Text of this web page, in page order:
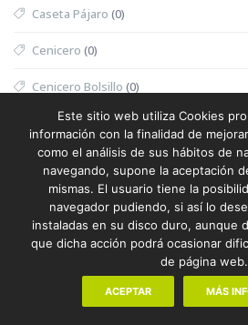
Caseta Pájaro (0)
Cenicero (0)
Cenicero Bolsillo (0)
Cepillo(0)
Cepillo Antitirones (0)
Cepillo con Espejo(0)
Cepillo Dientes(0)
Cepillo Dientes Eléctrico(0)
Cepillo Exfoliante(0)
Este sitio web utiliza Cookies
información con la finalidad de
como el análisis de sus hábitos de
navegando, supone la aceptación
mismas. El usuario tiene la
navegador pudiendo, si así lo
instaladas en su disco duro, aunque
que dicha acción podrá ocasionar
de página web.
ACEPTAR MÁS